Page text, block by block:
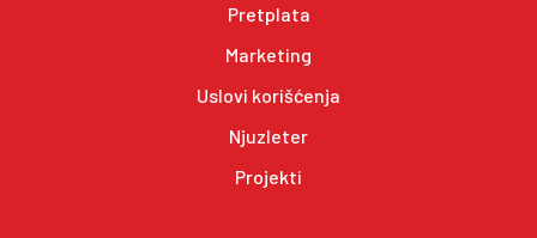
Pretplata
Marketing
Uslovi korišćenja
Njuzleter
Projekti